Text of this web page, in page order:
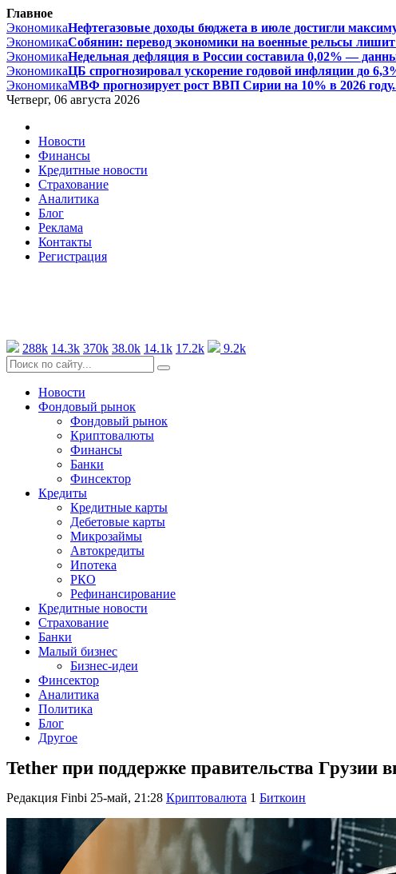
Главное
ЭкономикаНефтегазовые доходы бюджета в июле достигли
ЭкономикаСобянин: перевод экономики на военные рельсы лишит
ЭкономикаНедельная дефляция в России составила 0,02% —
ЭкономикаЦБ спрогнозировал ускорение годовой инфляции до
ЭкономикаМВФ прогнозирует рост ВВП Сирии на 10% в 2026
Четверг, 06 августа 2026
Новости
Финансы
Кредитные новости
Страхование
Аналитика
Блог
Реклама
Контакты
Регистрация
288k 14.3k 370k 38.0k 14.1k 17.2k 9.2k
Новости
Фондовый рынок
Фондовый рынок
Криптовалюты
Финансы
Банки
Финсектор
Кредиты
Кредитные карты
Дебетовые карты
Микрозаймы
Автокредиты
Ипотека
РКО
Рефинансирование
Кредитные новости
Страхование
Банки
Малый бизнес
Бизнес-идеи
Финсектор
Аналитика
Политика
Блог
Другое
Tether при поддержке правительства
Редакция Finbi 25-май, 21:28 Криптовалюта 1 Биткоин